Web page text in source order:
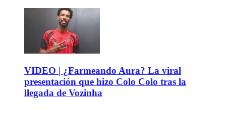
VIDEO | ¿Farmeando Aura? La viral
presentación que hizo Colo Colo tras la
llegada de Vozinha